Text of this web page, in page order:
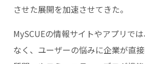
させた展開を加速させてきた。
MySCUEの情報サイトやアプリで
なく、ユーザーの悩みに企業が直